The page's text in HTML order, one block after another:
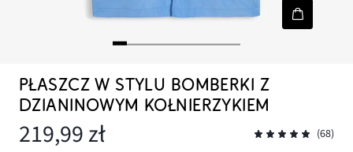
PŁASZCZ W STYLU BOMBERKI Z
DZIANINOWYM KOŁNIERZYKIEM
219,99 zł (68)